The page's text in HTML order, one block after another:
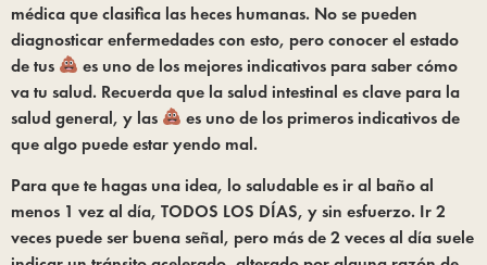
médica que clasifica las heces humanas. No se pueden
diagnosticar enfermedades con esto, pero conocer el estado
de tus
es uno de los mejores indicativos para saber cómo
va tu salud. Recuerda que la salud intestinal es clave para la
salud general, y las
es uno de los primeros indicativos de
que algo puede estar yendo mal.
Para que te hagas una idea, lo saludable es ir al baño al
menos 1 vez al día, TODOS LOS DÍAS, y sin esfuerzo. Ir 2
veces puede ser buena señal, pero más de 2 veces al día suele